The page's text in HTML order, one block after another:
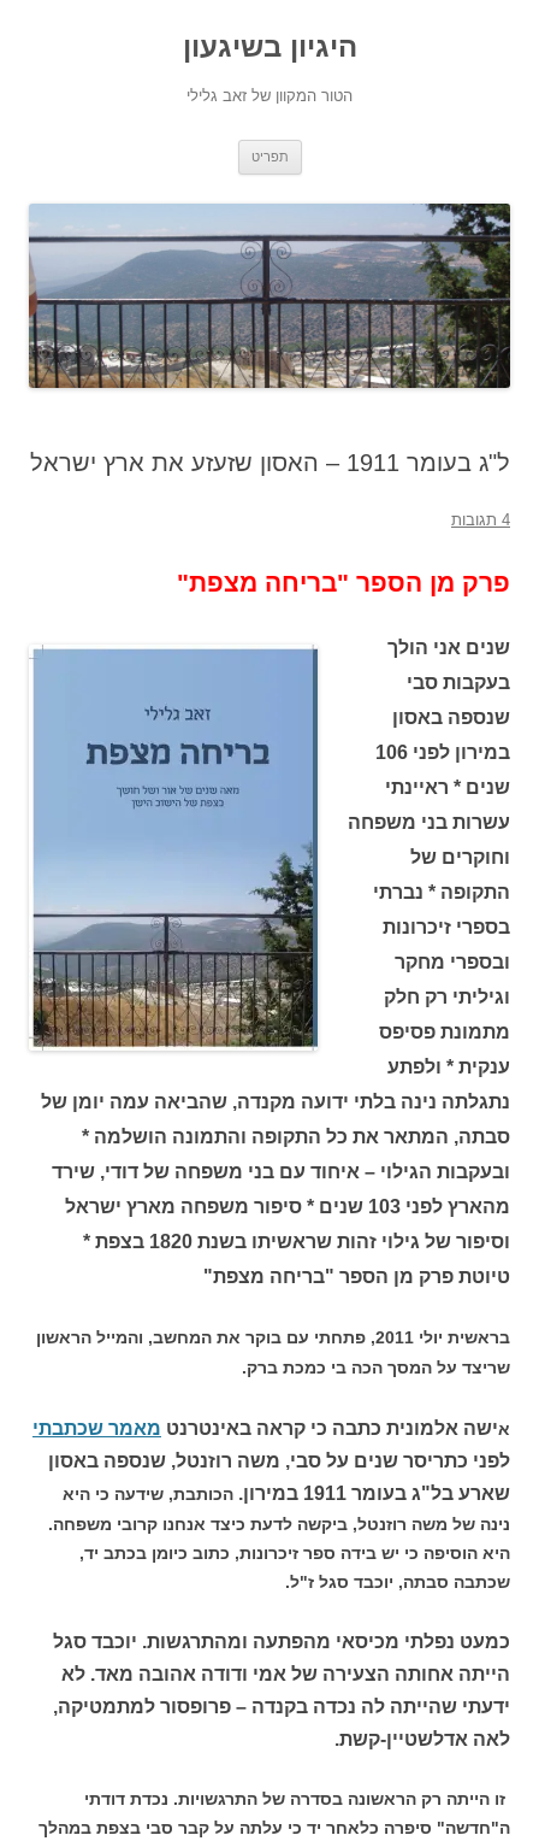
היגיון בשיגעון
הטור המקוון של זאב גלילי
תפריט
ל"ג בעומר 1911 – האסון שזעזע את ארץ ישראל
4 תגובות
פרק מן הספר "בריחה מצפת"
שנים אני הולך
בעקבות סבי
שנספה באסון
במירון לפני 106
שנים * ראיינתי
עשרות בני משפחה
וחוקרים של
התקופה * נברתי
בספרי זיכרונות
ובספרי מחקר
וגיליתי רק חלק
מתמונת פסיפס
ענקית * ולפתע
נתגלתה נינה בלתי ידועה מקנדה, שהביאה עמה יומן של
סבתה, המתאר את כל התקופה והתמונה הושלמה *
ובעקבות הגילוי – איחוד עם בני משפחה של דודי, שירד
מהארץ לפני 103 שנים * סיפור משפחה מארץ ישראל
וסיפור של גילוי זהות שראשיתו בשנת 1820 בצפת *
טיוטת פרק מן הספר "בריחה מצפת"
בראשית יולי 2011, פתחתי עם בוקר את המחשב, והמייל הראשון
שריצד על המסך הכה בי כמכת ברק.
אישה אלמונית כתבה כי קראה באינטרנט מאמר שכתבתי
לפני כתריסר שנים על סבי, משה רוזנטל, שנספה באסון
שארע בל"ג בעומר 1911 במירון.
הכותבת, שידעה כי היא
נינה של משה רוזנטל, ביקשה לדעת כיצד אנחנו קרובי משפחה.
היא הוסיפה כי יש בידה ספר זיכרונות, כתוב כיומן בכתב יד,
שכתבה סבתה, יוכבד סגל ז"ל.
כמעט נפלתי מכיסאי מהפתעה ומהתרגשות. יוכבד סגל
הייתה אחותה הצעירה של אמי ודודה אהובה מאד. לא
ידעתי שהייתה לה נכדה בקנדה – פרופסור למתמטיקה,
לאה אדלשטיין-קשת.
זו הייתה רק הראשונה בסדרה של התרגשויות. נכדת דודתי
ה"חדשה" סיפרה כלאחר יד כי עלתה על קבר סבי בצפת במהלך